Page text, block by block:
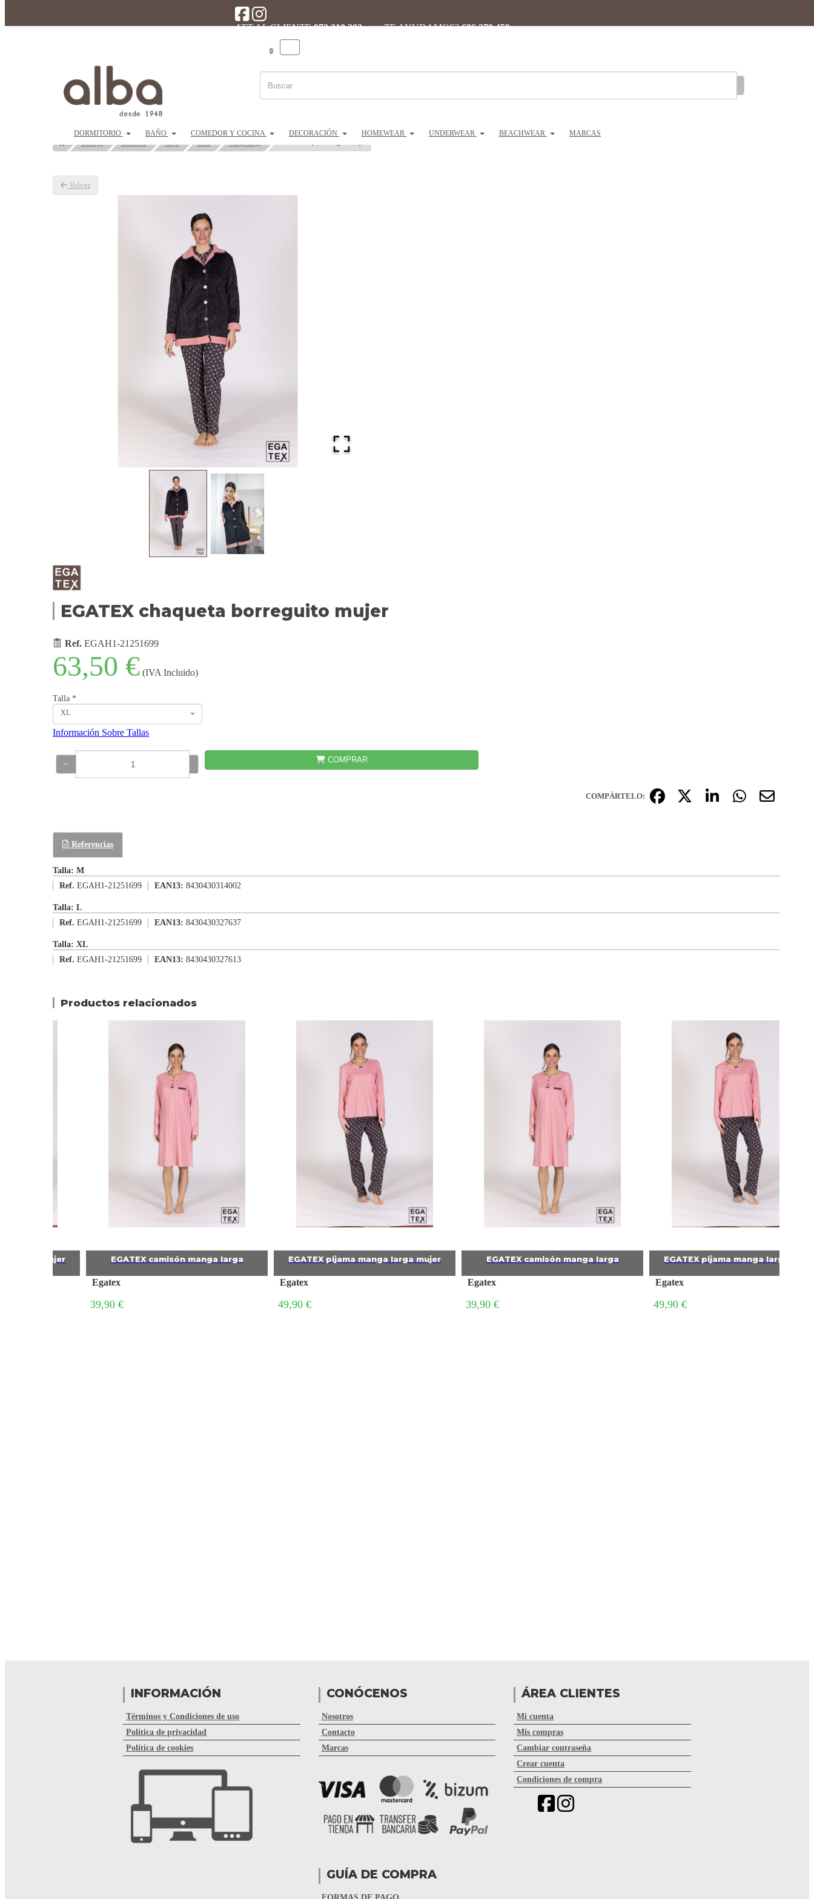
ATT AL CLIENTE973 310 302 ·¿TE AYUDAMOS?686 270 459
0
DORMITORIO BAÑO COMEDOR Y COCINA DECORACIÓN HOMEWEAR UNDERWEAR BEACHWEAR MARCAS
Volver
EGATEX chaqueta borreguito mujer
Ref. EGAH1-21251699
63,50 € (IVA Incluido)
Talla *
XL
Información Sobre Tallas
− + COMPRAR
COMPÁRTELO:
Referencias
Talla: M
Ref. EGAH1-21251699 EAN13: 8430430314002
Talla: L
Ref. EGAH1-21251699 EAN13: 8430430327637
Talla: XL
Ref. EGAH1-21251699 EAN13: 8430430327613
Productos relacionados
larga mujer EGATEX camisón manga larga
Egatex
39,90 €
EGATEX pijama manga larga mujer
Egatex
49,90 €
EGATEX camisón manga larga
Egatex
39,90 €
EGATEX pijama manga larga
Egatex
49,90 €
INFORMACIÓN
Términos y Condiciones de uso
Política de privacidad
Política de cookies
CONÓCENOS
Nosotros
Contacto
Marcas
ÁREA CLIENTES
Mi cuenta
Mis compras
Cambiar contraseña
Crear cuenta
Condiciones de compra
GUÍA DE COMPRA